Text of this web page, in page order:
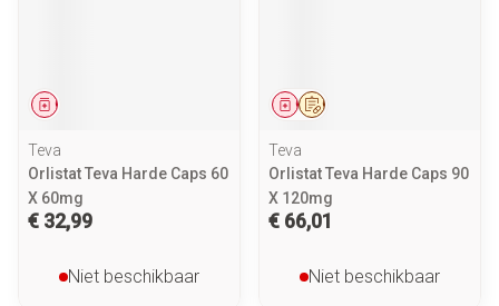
Geneesmiddel
Teva
Orlistat Teva Harde Caps 60
X 60mg
€ 32,99
Niet beschikbaar
Op voorschrift
Geneesmiddel
Teva
Orlistat Teva Harde Caps 90
X 120mg
€ 66,01
Niet beschikbaar